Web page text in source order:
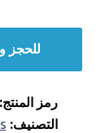
للحجز
رمز المنتج:
التصنيف: